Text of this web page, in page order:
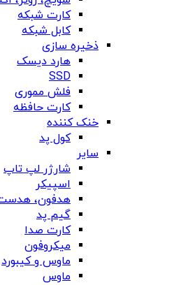
کارت شبکه
کابل شبکه
ذخیره سازی
هارد دیسک
SSD
فلش مموری
کارت حافظه
خنک کننده
کول پد
سایر
شارژر لپ تاپ
اسپیکر
هدفون،
گیم پد
کارت صدا
میکروفون
ماوس و کیبورد
ماوس